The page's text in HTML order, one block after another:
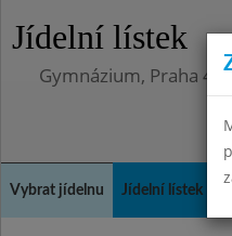
Jídelní lístek
Gymnázium, Praha 4,
Vybrat jídelnu Jídelní lístek